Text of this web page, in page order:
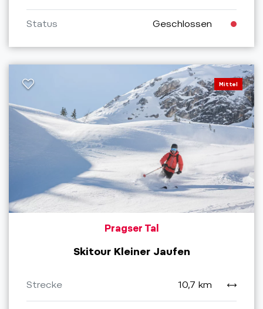
Status Geschlossen
Mittel
Pragser Tal
Skitour Kleiner Jaufen
Strecke 10,7 km